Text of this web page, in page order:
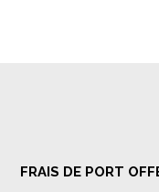
FRAIS DE PORT